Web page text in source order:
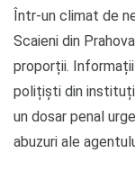
Într-un climat de
Scaieni din
proporții.
polițiști din
un dosar penal
abuzuri ale